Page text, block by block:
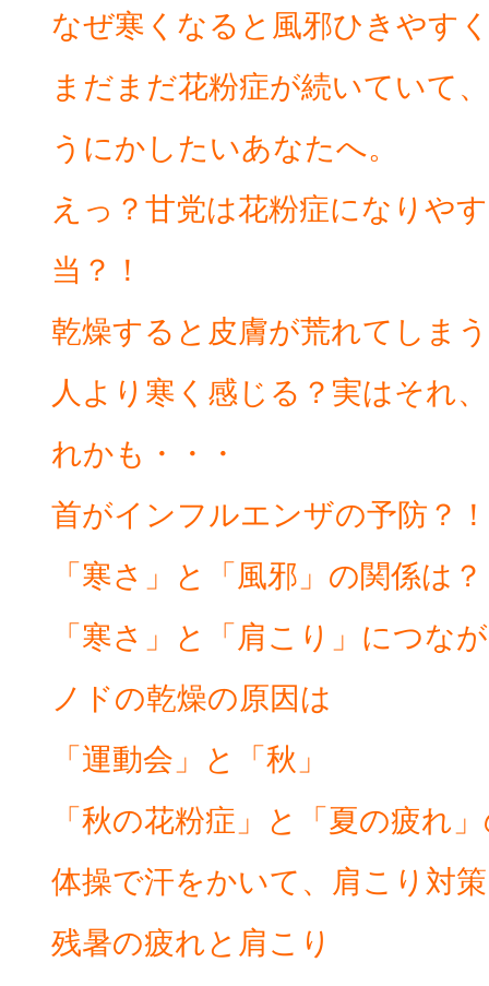
なぜ寒くなると風邪ひきやす
まだまだ花粉症が続いていて
うにかしたいあなたへ。
えっ？甘党は花粉症になりや
当？！
乾燥すると皮膚が荒れてしま
人より寒く感じる？実はそれ
れかも・・・
首がインフルエンザの予防？！
「寒さ」と「風邪」の関係は？
「寒さ」と「肩こり」につな
ノドの乾燥の原因は
「運動会」と「秋」
「秋の花粉症」と「夏の疲れ
体操で汗をかいて、肩こり対
残暑の疲れと肩こり